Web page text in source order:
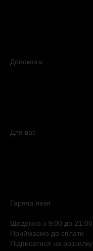
Допомога
Для вас
Гаряча лiнiя
Щоденно з 9:00 до 21:00
Приймаємо до сплати
Підписатися на розсилку